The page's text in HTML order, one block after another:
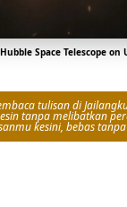
Space Telescope on
tulisan di
tanpa melibatkan
kesini, bebas